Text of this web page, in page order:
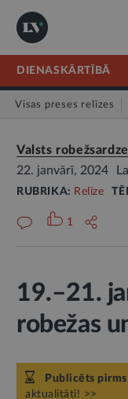
DIENASKĀRTĪBĀ
Visas preses relīzes
Valsts robežsardze
22. janvārī, 2024
RUBRIKA: Relīze
1
19.–21.
robežas
Publicēts
aktualitāti! >>